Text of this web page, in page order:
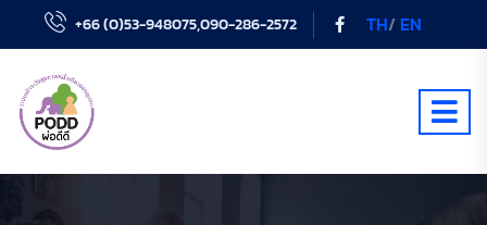
+66 (0)53-948075,090-286-2572 TH/ EN